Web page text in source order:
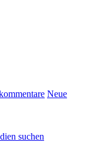
Neue
suchen